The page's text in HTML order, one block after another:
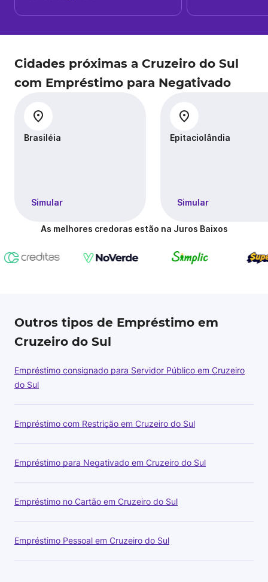
Cidades próximas a Cruzeiro do Sul
com Empréstimo para Negativado
Brasiléia
Simular
Epitaciolândia
Simular
As melhores credoras estão na Juros Baixos
Outros tipos de Empréstimo em
Cruzeiro do Sul
Empréstimo consignado para Servidor Público em Cruzeiro
do Sul
Empréstimo com Restrição em Cruzeiro do Sul
Empréstimo para Negativado em Cruzeiro do Sul
Empréstimo no Cartão em Cruzeiro do Sul
Empréstimo Pessoal em Cruzeiro do Sul